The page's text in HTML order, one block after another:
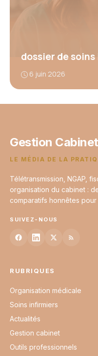
dossier de
6 juin 2026
Gestion
LE MÉDIA DE LA
Télétransmission, NGAP,
organisation du cabinet :
comparatifs honnêtes
SUIVEZ-NOUS
RUBRIQUES
Organisation médicale
Soins infirmiers
Actualités
Gestion cabinet
Outils professionnels